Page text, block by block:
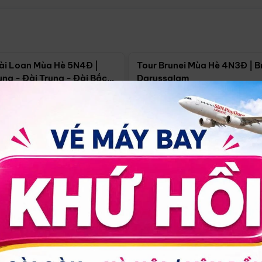
Loan Mùa Hè 5N4Đ |
- Đài Trung - Đài Bắc
18/09
Tour Brunei Mùa Hè 4N3Đ |
Darussalam
Hồ Chí Minh 4N3Đ
30/08 17/09 24/09
14.499.000đ Xem chi